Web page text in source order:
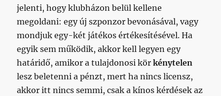
jelenti, hogy klubházon belül kellene
megoldani: egy új szponzor bevonásával, vagy
mondjuk egy-két játékos értékesítésével. Ha
egyik sem működik, akkor kell legyen egy
határidő, amikor a tulajdonosi körkénytelen
lesz beletenni a pénzt, mert ha nincs licensz,
akkor itt nincs semmi, csak a kínos kérdések az